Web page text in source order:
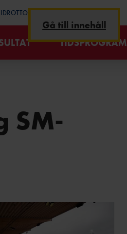
Gå till innehåll
IDROTTONLINE RSS
TIDSPROGRAM
SM-